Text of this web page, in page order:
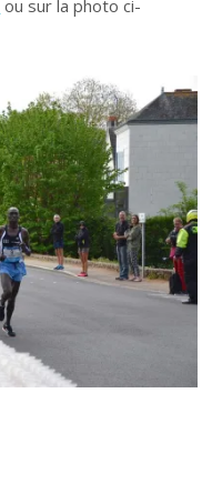
ou sur la photo ci-